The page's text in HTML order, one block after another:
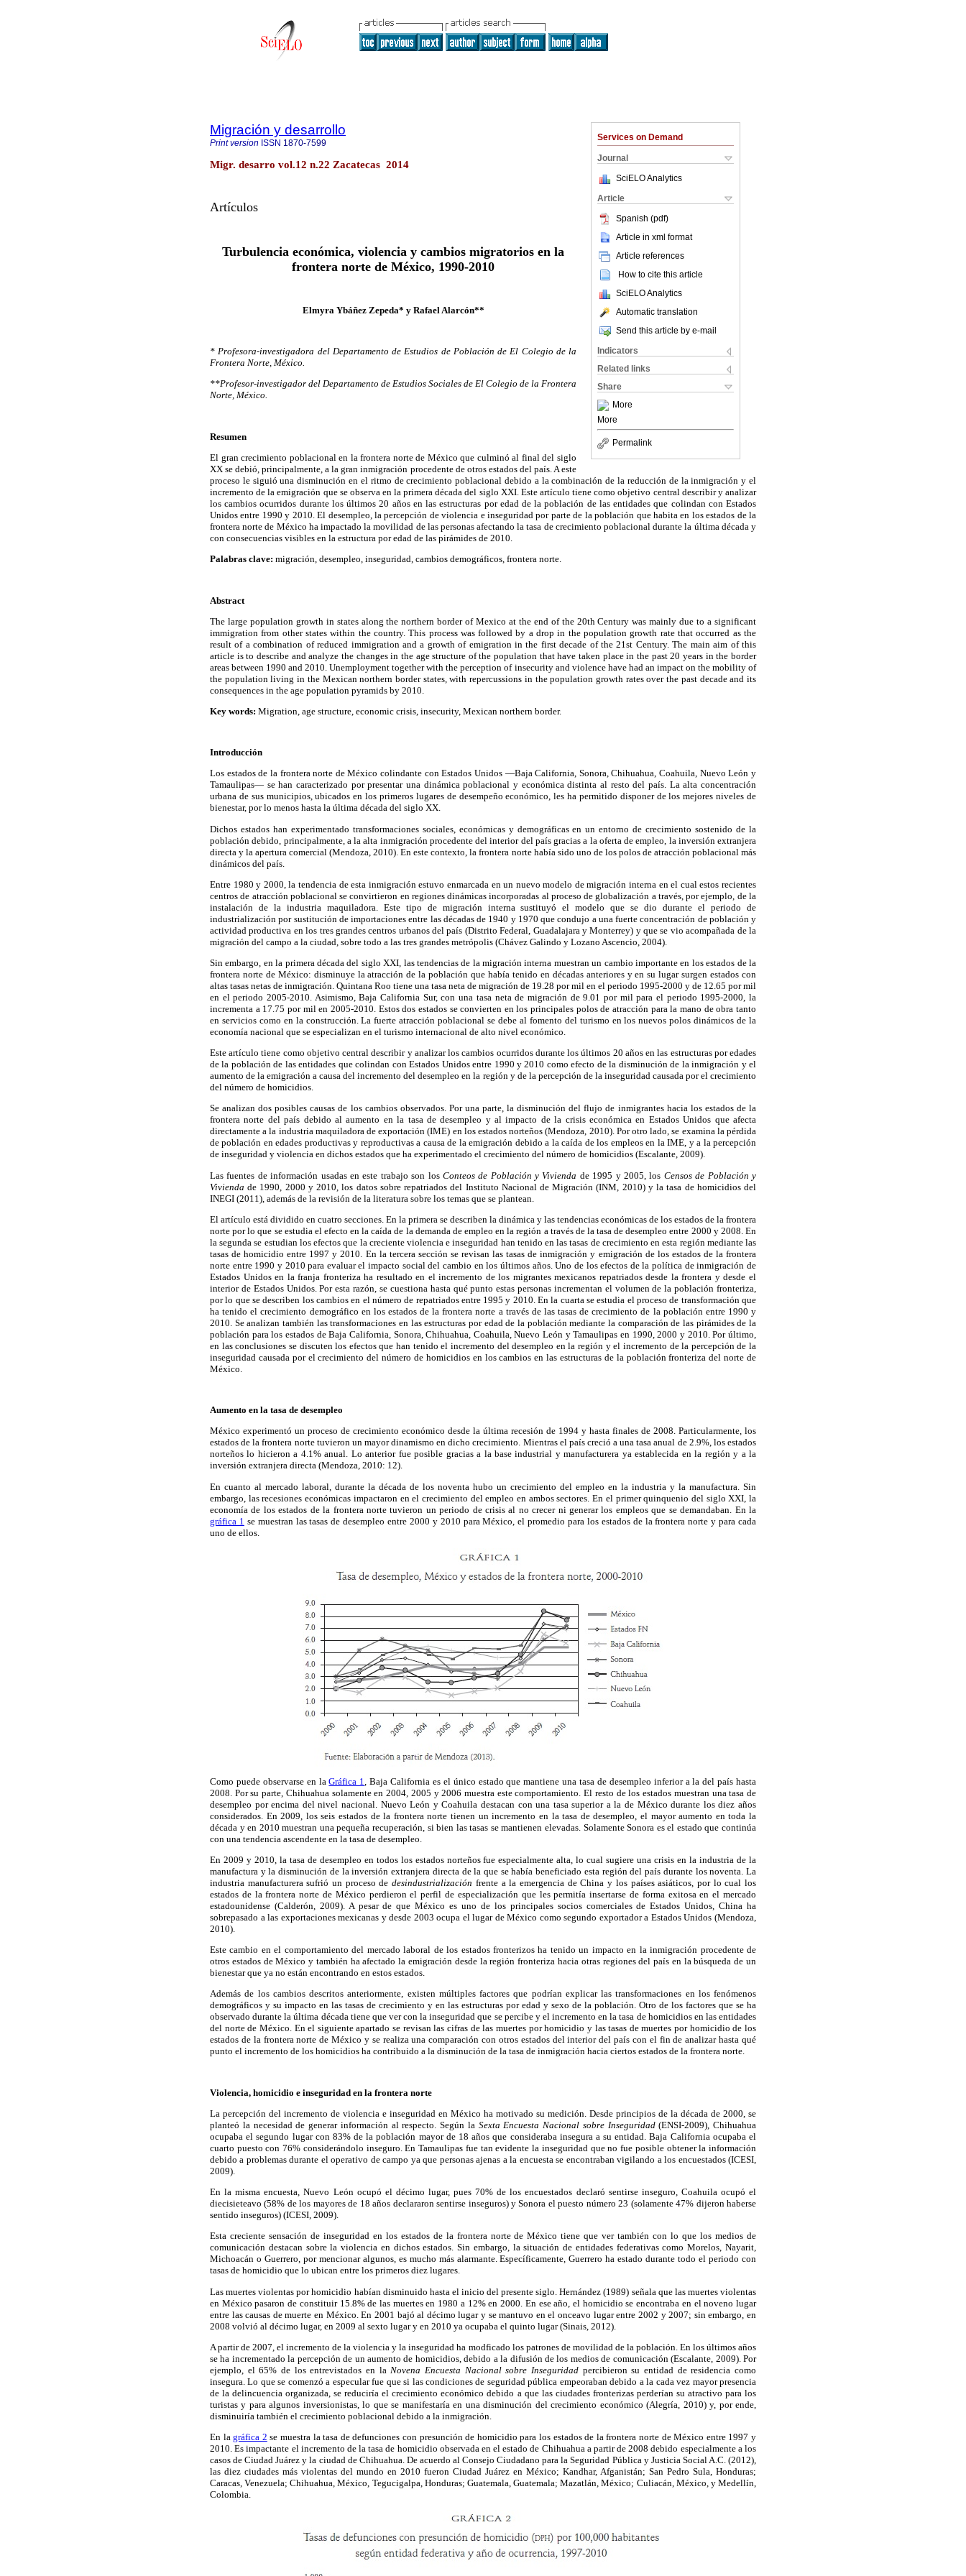
Services on Demand
Journal
SciELO Analytics
Article
Spanish (pdf)
Article in xml format
Article references
How to cite this article
SciELO Analytics
Automatic translation
Send this article by e-mail
Indicators
Related links
Share
More
More
Permalink
Migración y desarrollo
Print version ISSN 1870-7599
Migr. desarro vol.12 n.22 Zacatecas 2014
Artículos
Turbulencia económica, violencia y cambios migratorios en la
frontera norte de México, 1990-2010
Elmyra Ybáñez Zepeda* y Rafael Alarcón**
* Profesora-investigadora del Departamento de Estudios de Población de El Colegio de la
Frontera Norte, México.
**Profesor-investigador del Departamento de Estudios Sociales de El Colegio de la Frontera
Norte, México.
Resumen
El gran crecimiento poblacional en la frontera norte de México que culminó al final del siglo
XX se debió, principalmente, a la gran inmigración procedente de otros estados del país. A este
proceso le siguió una disminución en el ritmo de crecimiento poblacional debido a la combinación de la reducción de la inmigración y el
incremento de la emigración que se observa en la primera década del siglo XXI. Este artículo tiene como objetivo central describir y analizar
los cambios ocurridos durante los últimos 20 años en las estructuras por edad de la población de las entidades que colindan con Estados
Unidos entre 1990 y 2010. El desempleo, la percepción de violencia e inseguridad por parte de la población que habita en los estados de la
frontera norte de México ha impactado la movilidad de las personas afectando la tasa de crecimiento poblacional durante la última década y
con consecuencias visibles en la estructura por edad de las pirámides de 2010.
Palabras clave: migración, desempleo, inseguridad, cambios demográficos, frontera norte.
Abstract
The large population growth in states along the northern border of Mexico at the end of the 20th Century was mainly due to a significant
immigration from other states within the country. This process was followed by a drop in the population growth rate that occurred as the
result of a combination of reduced immigration and a growth of emigration in the first decade of the 21st Century. The main aim of this
article is to describe and analyze the changes in the age structure of the population that have taken place in the past 20 years in the border
areas between 1990 and 2010. Unemployment together with the perception of insecurity and violence have had an impact on the mobility of
the population living in the Mexican northern border states, with repercussions in the population growth rates over the past decade and its
consequences in the age population pyramids by 2010.
Key words: Migration, age structure, economic crisis, insecurity, Mexican northern border.
Introducción
Los estados de la frontera norte de México colindante con Estados Unidos —Baja California, Sonora, Chihuahua, Coahuila, Nuevo León y
Tamaulipas— se han caracterizado por presentar una dinámica poblacional y económica distinta al resto del país. La alta concentración
urbana de sus municipios, ubicados en los primeros lugares de desempeño económico, les ha permitido disponer de los mejores niveles de
bienestar, por lo menos hasta la última década del siglo XX.
Dichos estados han experimentado transformaciones sociales, económicas y demográficas en un entorno de crecimiento sostenido de la
población debido, principalmente, a la alta inmigración procedente del interior del país gracias a la oferta de empleo, la inversión extranjera
directa y la apertura comercial (Mendoza, 2010). En este contexto, la frontera norte había sido uno de los polos de atracción poblacional más
dinámicos del país.
Entre 1980 y 2000, la tendencia de esta inmigración estuvo enmarcada en un nuevo modelo de migración interna en el cual estos recientes
centros de atracción poblacional se convirtieron en regiones dinámicas incorporadas al proceso de globalización a través, por ejemplo, de la
instalación de la industria maquiladora. Este tipo de migración interna sustituyó el modelo que se dio durante el periodo de
industrialización por sustitución de importaciones entre las décadas de 1940 y 1970 que condujo a una fuerte concentración de población y
actividad productiva en los tres grandes centros urbanos del país (Distrito Federal, Guadalajara y Monterrey) y que se vio acompañada de la
migración del campo a la ciudad, sobre todo a las tres grandes metrópolis (Chávez Galindo y Lozano Ascencio, 2004).
Sin embargo, en la primera década del siglo XXI, las tendencias de la migración interna muestran un cambio importante en los estados de la
frontera norte de México: disminuye la atracción de la población que había tenido en décadas anteriores y en su lugar surgen estados con
altas tasas netas de inmigración. Quintana Roo tiene una tasa neta de migración de 19.28 por mil en el periodo 1995-2000 y de 12.65 por mil
en el periodo 2005-2010. Asimismo, Baja California Sur, con una tasa neta de migración de 9.01 por mil para el periodo 1995-2000, la
incrementa a 17.75 por mil en 2005-2010. Estos dos estados se convierten en los principales polos de atracción para la mano de obra tanto
en servicios como en la construcción. La fuerte atracción poblacional se debe al fomento del turismo en los nuevos polos dinámicos de la
economía nacional que se especializan en el turismo internacional de alto nivel económico.
Este artículo tiene como objetivo central describir y analizar los cambios ocurridos durante los últimos 20 años en las estructuras por edades
de la población de las entidades que colindan con Estados Unidos entre 1990 y 2010 como efecto de la disminución de la inmigración y el
aumento de la emigración a causa del incremento del desempleo en la región y de la percepción de la inseguridad causada por el crecimiento
del número de homicidios.
Se analizan dos posibles causas de los cambios observados. Por una parte, la disminución del flujo de inmigrantes hacia los estados de la
frontera norte del país debido al aumento en la tasa de desempleo y al impacto de la crisis económica en Estados Unidos que afecta
directamente a la industria maquiladora de exportación (IME) en los estados norteños (Mendoza, 2010). Por otro lado, se examina la pérdida
de población en edades productivas y reproductivas a causa de la emigración debido a la caída de los empleos en la IME, y a la percepción
de inseguridad y violencia en dichos estados que ha experimentado el crecimiento del número de homicidios (Escalante, 2009).
Las fuentes de información usadas en este trabajo son los Conteos de Población y Vivienda de 1995 y 2005, los Censos de Población y
Vivienda de 1990, 2000 y 2010, los datos sobre repatriados del Instituto Nacional de Migración (INM, 2010) y la tasa de homicidios del
INEGI (2011), además de la revisión de la literatura sobre los temas que se plantean.
El artículo está dividido en cuatro secciones. En la primera se describen la dinámica y las tendencias económicas de los estados de la frontera
norte por lo que se estudia el efecto en la caída de la demanda de empleo en la región a través de la tasa de desempleo entre 2000 y 2008. En
la segunda se estudian los efectos que la creciente violencia e inseguridad han tenido en las tasas de crecimiento en esta región mediante las
tasas de homicidio entre 1997 y 2010. En la tercera sección se revisan las tasas de inmigración y emigración de los estados de la frontera
norte entre 1990 y 2010 para evaluar el impacto social del cambio en los últimos años. Uno de los efectos de la política de inmigración de
Estados Unidos en la franja fronteriza ha resultado en el incremento de los migrantes mexicanos repatriados desde la frontera y desde el
interior de Estados Unidos. Por esta razón, se cuestiona hasta qué punto estas personas incrementan el volumen de la población fronteriza,
por lo que se describen los cambios en el número de repatriados entre 1995 y 2010. En la cuarta se estudia el proceso de transformación que
ha tenido el crecimiento demográfico en los estados de la frontera norte a través de las tasas de crecimiento de la población entre 1990 y
2010. Se analizan también las transformaciones en las estructuras por edad de la población mediante la comparación de las pirámides de la
población para los estados de Baja California, Sonora, Chihuahua, Coahuila, Nuevo León y Tamaulipas en 1990, 2000 y 2010. Por último,
en las conclusiones se discuten los efectos que han tenido el incremento del desempleo en la región y el incremento de la percepción de la
inseguridad causada por el crecimiento del número de homicidios en los cambios en las estructuras de la población fronteriza del norte de
México.
Aumento en la tasa de desempleo
México experimentó un proceso de crecimiento económico desde la última recesión de 1994 y hasta finales de 2008. Particularmente, los
estados de la frontera norte tuvieron un mayor dinamismo en dicho crecimiento. Mientras el país creció a una tasa anual de 2.9%, los estados
norteños lo hicieron a 4.1% anual. Lo anterior fue posible gracias a la base industrial y manufacturera ya establecida en la región y a la
inversión extranjera directa (Mendoza, 2010: 12).
En cuanto al mercado laboral, durante la década de los noventa hubo un crecimiento del empleo en la industria y la manufactura. Sin
embargo, las recesiones económicas impactaron en el crecimiento del empleo en ambos sectores. En el primer quinquenio del siglo XXI, la
economía de los estados de la frontera norte tuvieron un periodo de crisis al no crecer ni generar los empleos que se demandaban. En la
gráfica 1 se muestran las tasas de desempleo entre 2000 y 2010 para México, el promedio para los estados de la frontera norte y para cada
uno de ellos.
Como puede observarse en laGráfica 1
, Baja California es el único estado que mantiene una tasa de desempleo inferior a la del país hasta
2008. Por su parte, Chihuahua solamente en 2004, 2005 y 2006 muestra este comportamiento. El resto de los estados muestran una tasa de
desempleo por encima del nivel nacional. Nuevo León y Coahuila destacan con una tasa superior a la de México durante los diez años
considerados. En 2009, los seis estados de la frontera norte tienen un incremento en la tasa de desempleo, el mayor aumento en toda la
década y en 2010 muestran una pequeña recuperación, si bien las tasas se mantienen elevadas. Solamente Sonora es el estado que continúa
con una tendencia ascendente en la tasa de desempleo.
En 2009 y 2010, la tasa de desempleo en todos los estados norteños fue especialmente alta, lo cual sugiere una crisis en la industria de la
manufactura y la disminución de la inversión extranjera directa de la que se había beneficiado esta región del país durante los noventa. La
industria manufacturera sufrió un proceso dedesindustrialización frente a la emergencia de China y los países asiáticos, por lo cual los
estados de la frontera norte de México perdieron el perfil de especialización que les permitía insertarse de forma exitosa en el mercado
estadounidense (Calderón, 2009). A pesar de que México es uno de los principales socios comerciales de Estados Unidos, China ha
sobrepasado a las exportaciones mexicanas y desde 2003 ocupa el lugar de México como segundo exportador a Estados Unidos (Mendoza,
2010).
Este cambio en el comportamiento del mercado laboral de los estados fronterizos ha tenido un impacto en la inmigración procedente de
otros estados de México y también ha afectado la emigración desde la región fronteriza hacia otras regiones del país en la búsqueda de un
bienestar que ya no están encontrando en estos estados.
Además de los cambios descritos anteriormente, existen múltiples factores que podrían explicar las transformaciones en los fenómenos
demográficos y su impacto en las tasas de crecimiento y en las estructuras por edad y sexo de la población. Otro de los factores que se ha
observado durante la última década tiene que ver con la inseguridad que se percibe y el incremento en la tasa de homicidios en las entidades
del norte de México. En el siguiente apartado se revisan las cifras de las muertes por homicidio y las tasas de muertes por homicidio de los
estados de la frontera norte de México y se realiza una comparación con otros estados del interior del país con el fin de analizar hasta qué
punto el incremento de los homicidios ha contribuido a la disminución de la tasa de inmigración hacia ciertos estados de la frontera norte.
Violencia, homicidio e inseguridad en la frontera norte
La percepción del incremento de violencia e inseguridad en México ha motivado su medición. Desde principios de la década de 2000, se
planteó la necesidad de generar información al respecto. Según la Sexta Encuesta Nacional sobre Inseguridad(ENSI-2009), Chihuahua
ocupaba el segundo lugar con 83% de la población mayor de 18 años que consideraba insegura a su entidad. Baja California ocupaba el
cuarto puesto con 76% considerándolo inseguro. En Tamaulipas fue tan evidente la inseguridad que no fue posible obtener la información
debido a problemas durante el operativo de campo ya que personas ajenas a la encuesta se encontraban vigilando a los encuestados (ICESI,
2009).
En la misma encuesta, Nuevo León ocupó el décimo lugar, pues 70% de los encuestados declaró sentirse inseguro, Coahuila ocupó el
diecisieteavo (58% de los mayores de 18 años declararon sentirse inseguros) y Sonora el puesto número 23 (solamente 47% dijeron haberse
sentido inseguros) (ICESI, 2009).
Esta creciente sensación de inseguridad en los estados de la frontera norte de México tiene que ver también con lo que los medios de
comunicación destacan sobre la violencia en dichos estados. Sin embargo, la situación de entidades federativas como Morelos, Nayarit,
Michoacán o Guerrero, por mencionar algunos, es mucho más alarmante. Específicamente, Guerrero ha estado durante todo el periodo con
tasas de homicidio que lo ubican entre los primeros diez lugares.
Las muertes violentas por homicidio habían disminuido hasta el inicio del presente siglo. Hernández (1989) señala que las muertes violentas
en México pasaron de constituir 15.8% de las muertes en 1980 a 12% en 2000. En ese año, el homicidio se encontraba en el noveno lugar
entre las causas de muerte en México. En 2001 bajó al décimo lugar y se mantuvo en el onceavo lugar entre 2002 y 2007; sin embargo, en
2008 volvió al décimo lugar, en 2009 al sexto lugar y en 2010 ya ocupaba el quinto lugar (Sinais, 2012).
A partir de 2007, el incremento de la violencia y la inseguridad ha modficado los patrones de movilidad de la población. En los últimos años
se ha incrementado la percepción de un aumento de homicidios, debido a la difusión de los medios de comunicación (Escalante, 2009). Por
ejemplo, el 65% de los entrevistados en la Novena Encuesta Nacional sobre Inseguridad percibieron su entidad de residencia como
insegura. Lo que se comenzó a especular fue que si las condiciones de seguridad pública empeoraban debido a la cada vez mayor presencia
de la delincuencia organizada, se reduciría el crecimiento económico debido a que las ciudades fronterizas perderían su atractivo para los
turistas y para algunos inversionistas, lo que se manifestaría en una disminución del crecimiento económico (Alegría, 2010) y, por ende,
disminuiría también el crecimiento poblacional debido a la inmigración.
En lagráfica 2 se muestra la tasa de defunciones con presunción de homicidio para los estados de la frontera norte de México entre 1997 y
2010. Es impactante el incremento de la tasa de homicidio observada en el estado de Chihuahua a partir de 2008 debido especialmente a los
casos de Ciudad Juárez y la ciudad de Chihuahua. De acuerdo al Consejo Ciudadano para la Seguridad Pública y Justicia Social A.C. (2012),
las diez ciudades más violentas del mundo en 2010 fueron Ciudad Juárez en México; Kandhar, Afganistán; San Pedro Sula, Honduras;
Caracas, Venezuela; Chihuahua, México, Tegucigalpa, Honduras; Guatemala, Guatemala; Mazatlán, México; Culiacán, México, y Medellín,
Colombia.